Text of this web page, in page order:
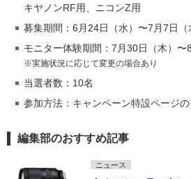
キヤノンRF用、ニコンZ用
募集期間：6月24日（水）〜7月7日（
モニター体験期間：7月30日（木）〜
※実施状況に応じて変更の場合あり
当選者数：10名
参加方法：キャンペーン特設ページ
編集部のおすすめ記事
ニュース